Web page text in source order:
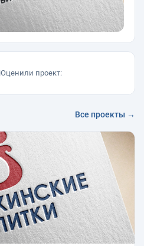
Оценили проект:
Все проекты →